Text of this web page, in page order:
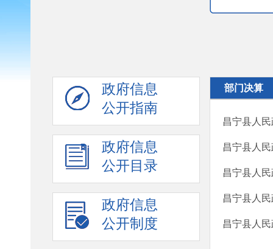
政府信息
公开指南
政府信息
公开目录
政府信息
公开制度
部门决算
昌宁县人
昌宁县人
昌宁县人
昌宁县人
昌宁县人